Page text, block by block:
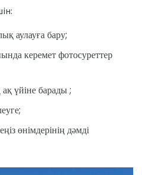
аулауға бару;
керемет фотосуреттер
үйіне барады ;
өнімдерінің дәмді